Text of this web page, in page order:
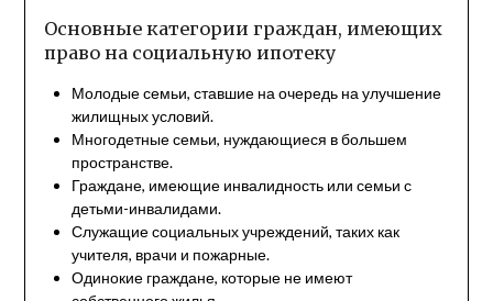
Основные категории граждан, имеющих
право на социальную ипотеку
Молодые семьи, ставшие на очередь на улучшение
жилищных условий.
Многодетные семьи, нуждающиеся в большем
пространстве.
Граждане, имеющие инвалидность или семьи с
детьми-инвалидами.
Служащие социальных учреждений, таких как
учителя, врачи и пожарные.
Одинокие граждане, которые не имеют